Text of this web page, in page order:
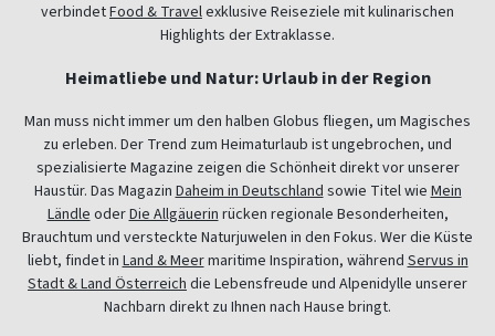
verbindetFood & Travelexklusive Reiseziele mit kulinarischen
Highlights der Extraklasse.
Heimatliebe und Natur: Urlaub in der Region
Man muss nicht immer um den halben Globus fliegen, um Magisches
zu erleben. Der Trend zum Heimaturlaub ist ungebrochen, und
spezialisierte Magazine zeigen die Schönheit direkt vor unserer
Haustür. Das Magazin Daheim in Deutschland sowie Titel wie Mein
Ländle oderDie Allgäuerin rücken regionale Besonderheiten,
Brauchtum und versteckte Naturjuwelen in den Fokus. Wer die Küste
liebt, findet in Land & Meermaritime Inspiration, während Servus in
Stadt & Land Österreich die Lebensfreude und Alpenidylle unserer
Nachbarn direkt zu Ihnen nach Hause bringt.